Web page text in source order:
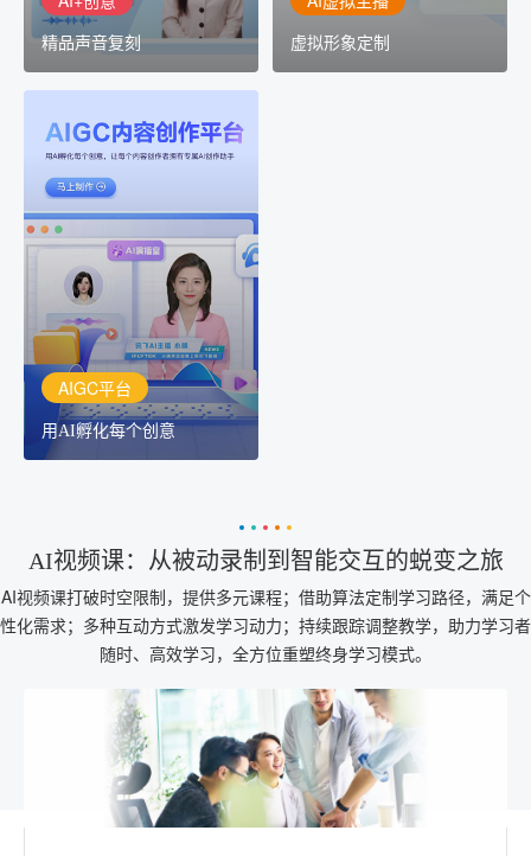
精品声音复刻 虚拟形象定制
AIGC平台
用AI孵化每个创意
AIGC平台
用AI孵化每个创意
讯飞AIGC平台：让每个创
作者都拥有自己的专注AI
创作助手
AI视频课：从被动录制到智能交互的蜕变之旅
AI视频课打破时空限制，提供多元课程；借助算法定制学习路径，满足个
性化需求；多种互动方式激发学习动力；持续跟踪调整教学，助力学习者
随时、高效学习，全方位重塑终身学习模式。